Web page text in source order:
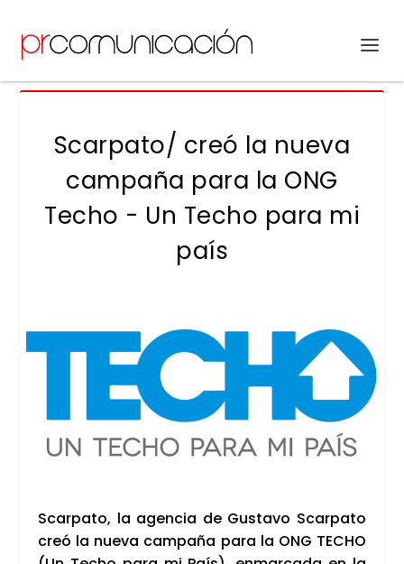
Scarpato/ creó la nueva
campaña para la ONG
Techo - Un Techo para mi
país
Scar­pa­to, la agen­cia de Gus­ta­vo Scar­pa­to
creó la nue­va cam­pa­ña para la ONG TECHO